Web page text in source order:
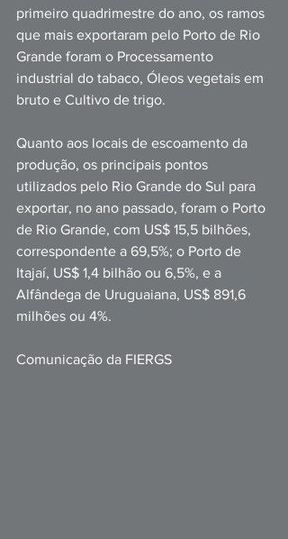
primeiro quadrimestre do ano, os ramos
que mais exportaram pelo Porto de Rio
Grande foram o Processamento
industrial do tabaco, Óleos vegetais em
bruto e Cultivo de trigo.
Quanto aos locais de escoamento da
produção, os principais pontos
utilizados pelo Rio Grande do Sul para
exportar, no ano passado, foram o Porto
de Rio Grande, com US$ 15,5 bilhões,
correspondente a 69,5%; o Porto de
Itajaí, US$ 1,4 bilhão ou 6,5%, e a
Alfândega de Uruguaiana, US$ 891,6
milhões ou 4%.
Comunicação da FIERGS